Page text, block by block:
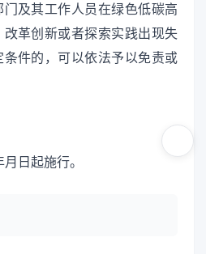
及其工作人员在绿色低碳高
革创新或者探索实践出现失
件的，可以依法予以免责或
日起施行。